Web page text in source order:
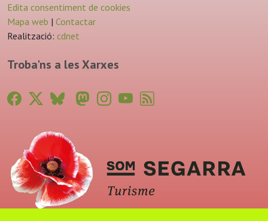
Edita consentiment de cookies
Mapa web | Contactar
Realització: cdnet
Troba'ns a les Xarxes